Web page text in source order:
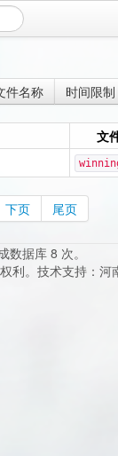
件名称 时间限制
文
下页 尾页
据库 8 次。
权利。技术支持：